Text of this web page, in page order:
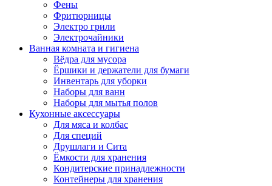
Фены
Фритюрницы
Электро грили
Электрочайники
Ванная комната и гигиена
Вёдра для мусора
Ёршики и держатели для бумаги
Инвентарь для уборки
Наборы для ванн
Наборы для мытья полов
Кухонные аксессуары
Для мяса и колбас
Для специй
Друшлаги и Сита
Ёмкости для хранения
Кондитерские принадлежности
Контейнеры для хранения